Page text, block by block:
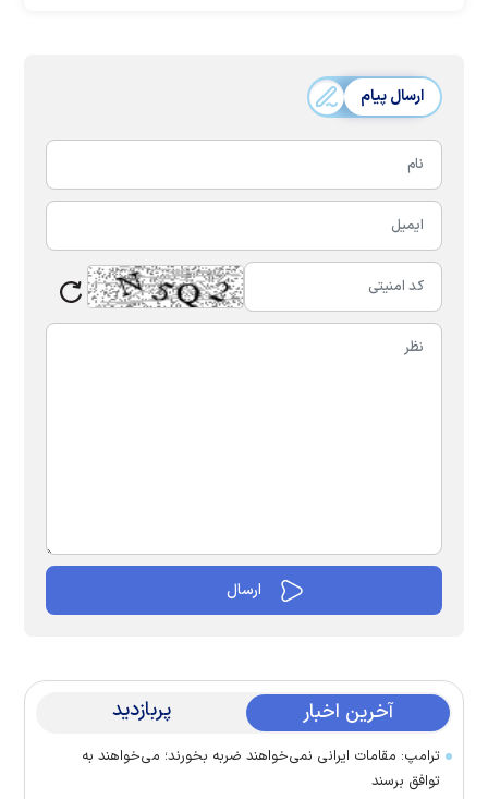
ارسال پیام
آخرین اخبار پربازدید
ترامپ: مقامات ایرانی نمی‌خواهند ضربه بخورند؛ می‌خواهند به
توافق برسند